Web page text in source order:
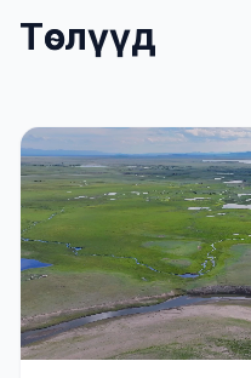
Төслүүд